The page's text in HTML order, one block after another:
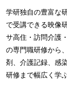
学研独自の豊富な
で受講できる映像
サ高住・訪問介護
の専門職研修から
剤、介護記録、感
研修まで幅広く学